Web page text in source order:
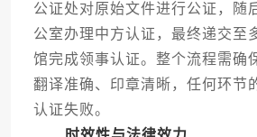
公证处对原始文件进行公证，随
公室办理中方认证，最终递交至
馆完成领事认证。整个流程需确
翻译准确、印章清晰，任何环节
认证失败。